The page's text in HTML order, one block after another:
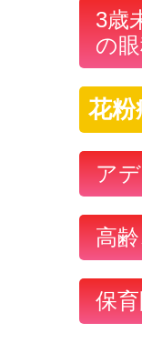
3歳
の
花
ア
高
保